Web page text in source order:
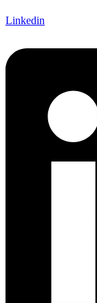
Linkedin